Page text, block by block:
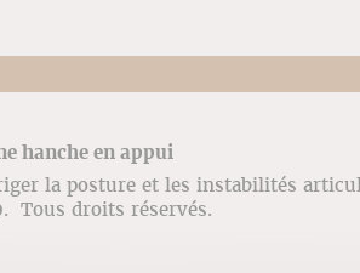
hanche en appui
la posture et les instabilités
Tous droits réservés.